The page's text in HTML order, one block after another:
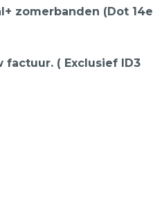
zomerbanden (Dot 14e
factuur. ( Exclusief ID3